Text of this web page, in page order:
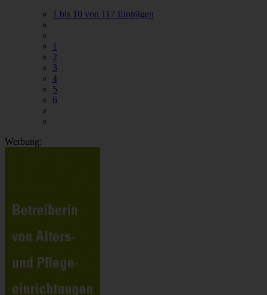
1 bis 10 von 117 Einträgen
1
2
3
4
5
6
Werbung: